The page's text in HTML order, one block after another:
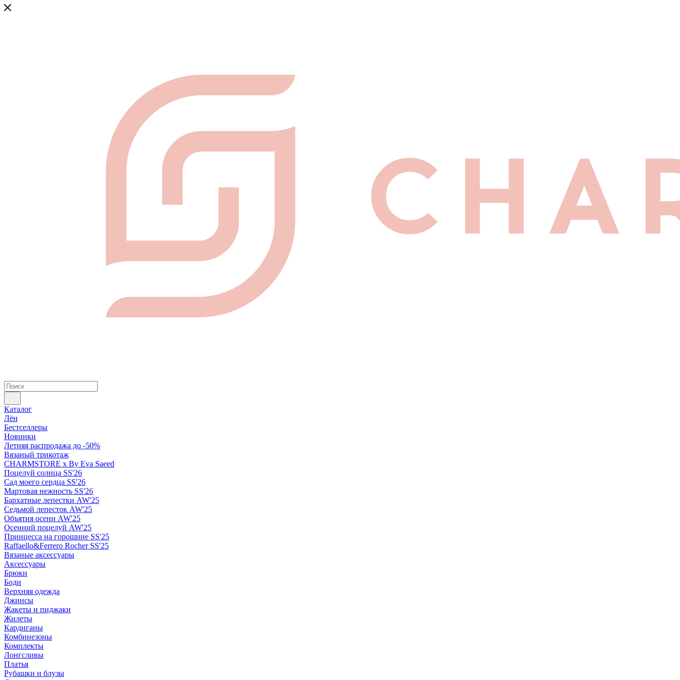
Каталог
Лён
Бестселлеры
Новинки
Летняя распродажа до -50%
Вязаный трикотаж
CHARMSTORE х By Eva Saeed
Поцелуй солнца SS'26
Сад моего сердца SS'26
Мартовая нежность SS'26
Бархатные лепестки AW'25
Седьмой лепесток AW'25
Объятия осени AW'25
Осенний поцелуй AW'25
Принцесса на горошине SS'25
Raffaello&Ferrero Rocher SS'25
Вязаные аксессуары
Аксессуары
Брюки
Боди
Верхняя одежда
Джинсы
Жакеты и пиджаки
Жилеты
Кардиганы
Комбинезоны
Комплекты
Лонгсливы
Платья
Рубашки и блузы